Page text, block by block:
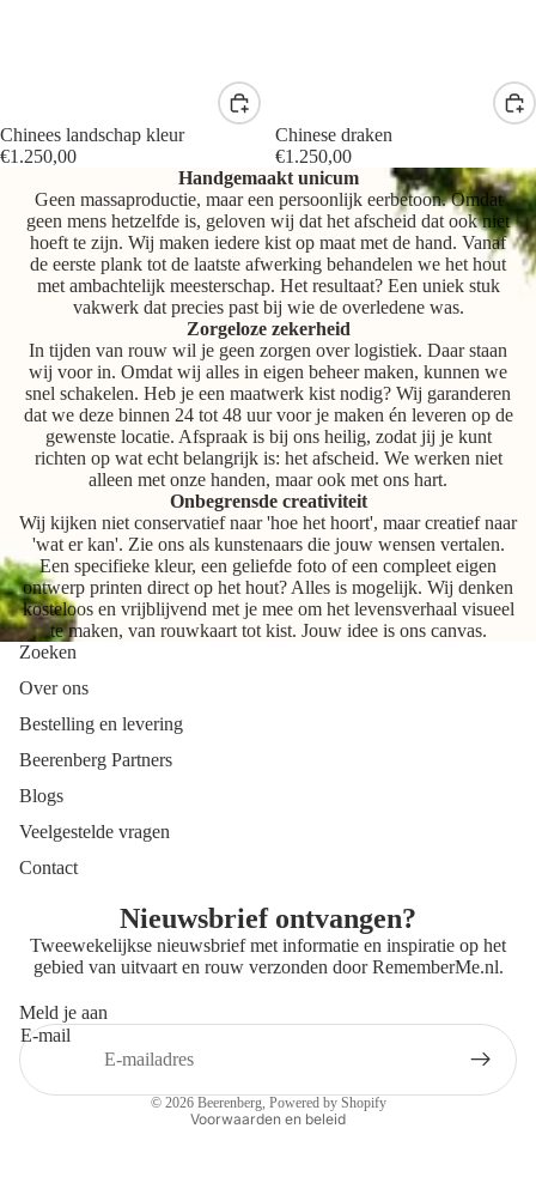
Chinees landschap kleur
€1.250,00
Chinese draken
€1.250,00
Handgemaakt unicum
Geen massaproductie, maar een persoonlijk eerbetoon. Omdat
geen mens hetzelfde is, geloven wij dat het afscheid dat ook niet
hoeft te zijn. Wij maken iedere kist op maat met de hand. Vanaf
de eerste plank tot de laatste afwerking behandelen we het hout
met ambachtelijk meesterschap. Het resultaat? Een uniek stuk
vakwerk dat precies past bij wie de overledene was.
Zorgeloze zekerheid
In tijden van rouw wil je geen zorgen over logistiek. Daar staan
wij voor in. Omdat wij alles in eigen beheer maken, kunnen we
snel schakelen. Heb je een maatwerk kist nodig? Wij garanderen
dat we deze binnen 24 tot 48 uur voor je maken én leveren op de
gewenste locatie. Afspraak is bij ons heilig, zodat jij je kunt
richten op wat echt belangrijk is: het afscheid. We werken niet
alleen met onze handen, maar ook met ons hart.
Onbegrensde creativiteit
Wij kijken niet conservatief naar 'hoe het hoort', maar creatief naar
'wat er kan'. Zie ons als kunstenaars die jouw wensen vertalen.
Een specifieke kleur, een geliefde foto of een compleet eigen
ontwerp printen direct op het hout? Alles is mogelijk. Wij denken
kosteloos en vrijblijvend met je mee om het levensverhaal visueel
te maken, van rouwkaart tot kist. Jouw idee is ons canvas.
Zoeken
Over ons
Bestelling en levering
Beerenberg Partners
Blogs
Veelgestelde vragen
Contact
Nieuwsbrief ontvangen?
Tweewekelijkse nieuwsbrief met informatie en inspiratie op het
gebied van uitvaart en rouw verzonden doorRememberMe.nl.
Meld je aan
E-mail
© 2026 Beerenberg, Powered by Shopify
Voorwaarden en beleid